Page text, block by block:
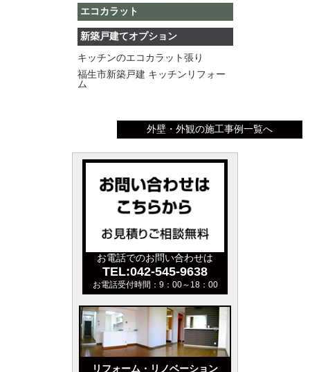
エコカラット
新築戸建てオプション
キッチンのエコカラット張り
福生市新築戸建 キッチンリフォー
ム
外壁・外観の施工事例一覧へ
お電話でのお問い合わせは
TEL:042-545-9638
お電話受付時間：9：00～18：00
リフォーム・リノベーション